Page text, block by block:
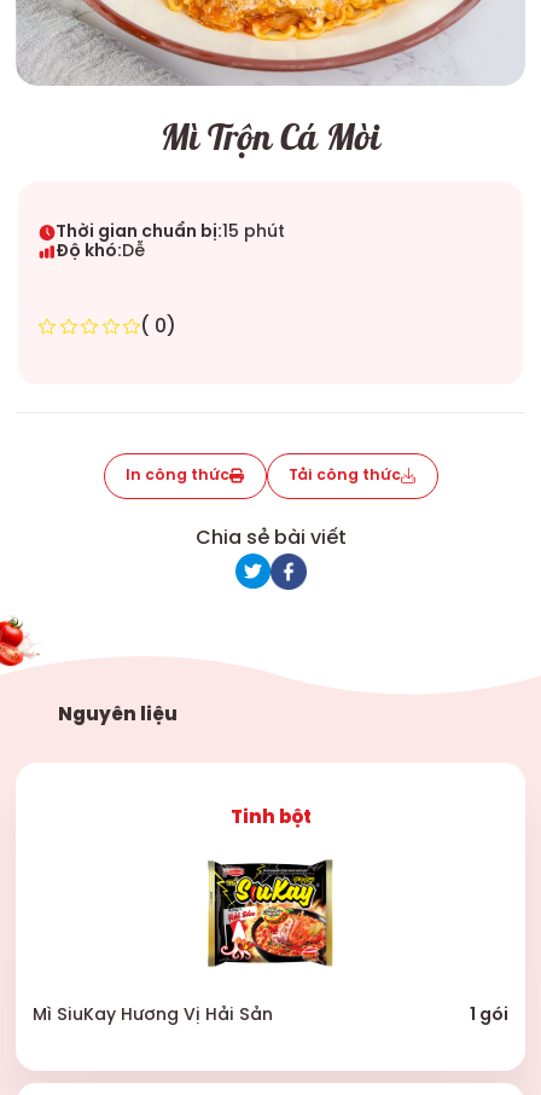
Mì Trộn Cá Mòi
Thời gian chuẩn bị: 15 phút
Độ khó:Dễ
( 0)
In công thức Tải công thức
Chia sẻ bài viết
Nguyên liệu
Tinh bột
Mì SiuKay Hương Vị Hải Sản 1 gói